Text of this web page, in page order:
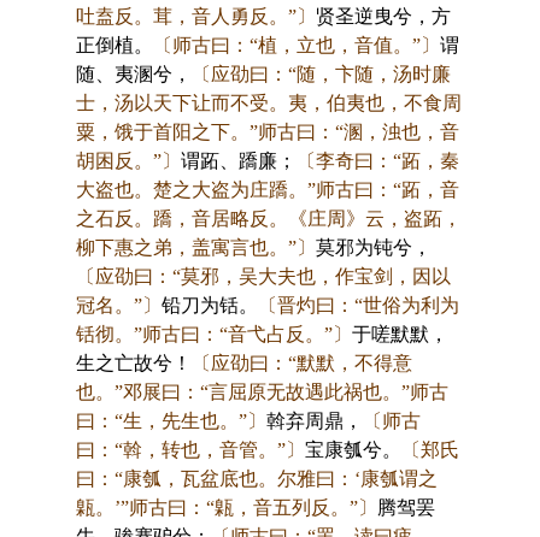
吐盍反。茸，音人勇反。”〕 贤圣逆曳兮，方
正倒植。
〔师古曰：“植，立也，音值。”〕 谓
随、夷溷兮，
〔应劭曰：“随，卞随，汤时廉
士，汤以天下让而不受。夷，伯夷也，不食周
粟，饿于首阳之下。”师古曰：“溷，浊也，音
胡困反。”〕 谓跖、蹻廉；
〔李奇曰：“跖，秦
大盗也。楚之大盗为庄蹻。”师古曰：“跖，音
之石反。蹻，音居略反。《庄周》云，盗跖，
柳下惠之弟，盖寓言也。”〕 莫邪为钝兮，
〔应劭曰：“莫邪，吴大夫也，作宝剑，因以
冠名。”〕 铅刀为铦。
〔晋灼曰：“世俗为利为
铦彻。”师古曰：“音弋占反。”〕 于嗟默默，
生之亡故兮！
〔应劭曰：“默默，不得意
也。”邓展曰：“言屈原无故遇此祸也。”师古
曰：“生，先生也。”〕 斡弃周鼎，
〔师古
曰：“斡，转也，音管。”〕 宝康瓠兮。
〔郑氏
曰：“康瓠，瓦盆底也。尔雅曰：‘康瓠谓之
甈。’”师古曰：“甈，音五列反。”〕 腾驾罢